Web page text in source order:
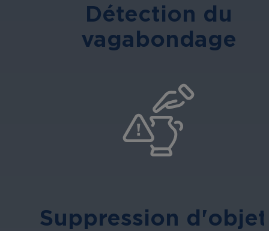
Détection du
vagabondage
Suppression